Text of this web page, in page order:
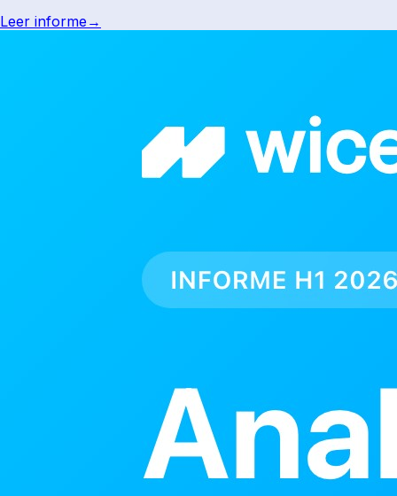
Leer informe →